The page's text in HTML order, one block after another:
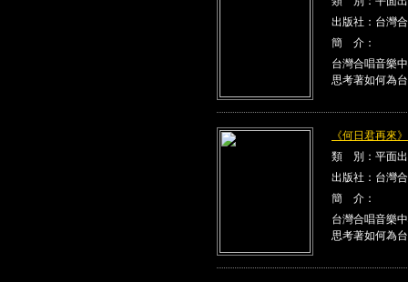
出版社：台灣
簡 介：
台灣合唱音樂
思考著如何為
《何日君再來
類 別：平面
出版社：台灣
簡 介：
台灣合唱音樂
思考著如何為